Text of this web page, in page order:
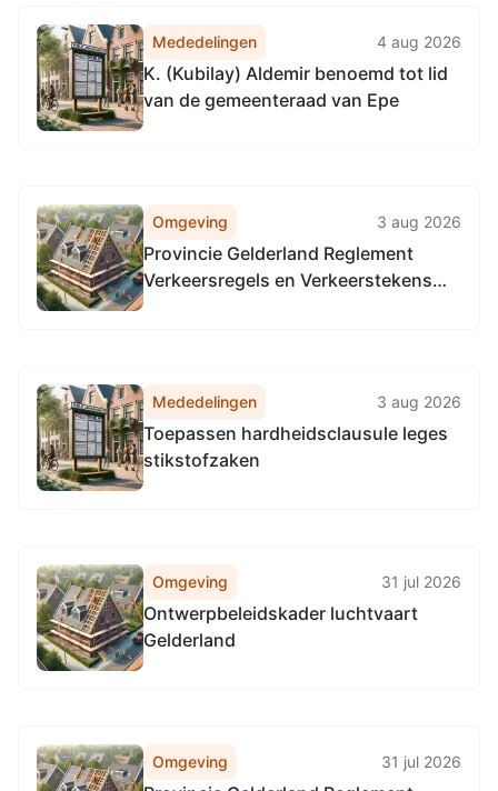
Mededelingen 4 aug 2026
K. (Kubilay) Aldemir benoemd tot lid
van de gemeenteraad van Epe
Omgeving 3 aug 2026
Provincie Gelderland Reglement
Verkeersregels en Verkeerstekens
Mededelingen 3 aug 2026
Toepassen hardheidsclausule leges
stikstofzaken
Omgeving 31 jul 2026
Ontwerpbeleidskader luchtvaart
Gelderland
Omgeving 31 jul 2026